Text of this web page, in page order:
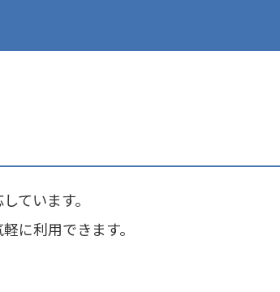
ています。
に利用できます。